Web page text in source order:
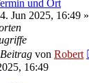
und Ort
4. Jun 2025, 16:49
von Robert
16:49